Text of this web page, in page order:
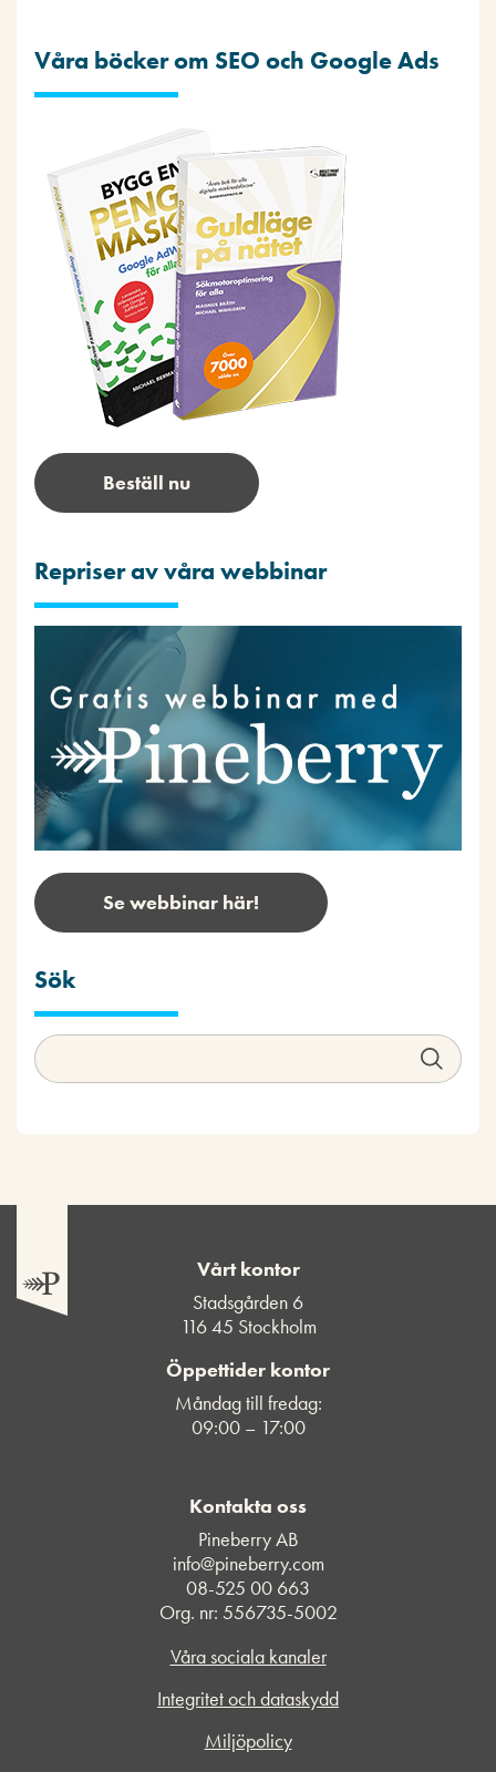
Våra böcker om SEO och Google Ads
Beställ nu
Repriser av våra webbinar
Se webbinar här!
Sök
Vårt kontor
Stadsgården 6
116 45 Stockholm
Öppettider kontor
Måndag till fredag:
09:00 – 17:00
Kontakta oss
Pineberry AB
info@pineberry.com
08-525 00 663
Org. nr: 556735-5002
Våra sociala kanaler
Integritet och dataskydd
Miljöpolicy